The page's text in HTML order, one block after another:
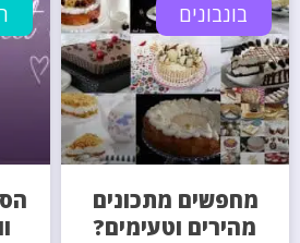
בונבונים
מחפשים מתכונים
מהירים וטעימים?